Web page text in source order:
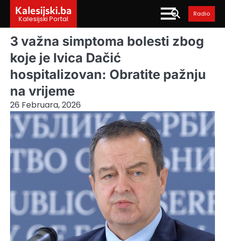
content
Kalesijski.ba
Kalesijski Portal
Radio
3 važna simptoma bolesti zbog
koje je Ivica Dačić
hospitalizovan: Obratite pažnju
na vrijeme
26 Februara, 2026